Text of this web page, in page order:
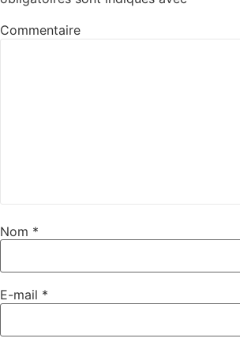
Commentaire
Nom *
E-mail *